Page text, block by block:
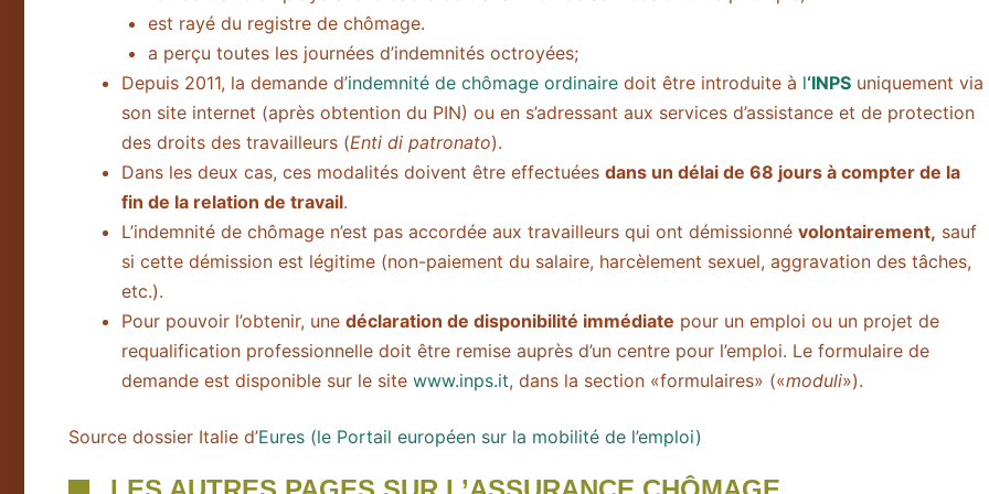
est rayé du registre de chômage.
a perçu toutes les journées d’indemnités octroyées;
Depuis 2011, la demande d’indemnité de chômage ordinaire doit être introduite à l‘INPS uniquement via
son site internet (après obtention du PIN) ou en s’adressant aux services d’assistance et de protection
des droits des travailleurs (Enti di patronato).
Dans les deux cas, ces modalités doivent être effectuées dans un délai de 68 jours à compter de la
fin de la relation de travail.
L’indemnité de chômage n’est pas accordée aux travailleurs qui ont démissionné volontairement, sauf
si cette démission est légitime (non-paiement du salaire, harcèlement sexuel, aggravation des tâches,
etc.).
Pour pouvoir l’obtenir, une déclaration de disponibilité immédiate pour un emploi ou un projet de
requalification professionnelle doit être remise auprès d’un centre pour l’emploi. Le formulaire de
demande est disponible sur le site www.inps.it, dans la section «formulaires» («moduli»).
Source dossier Italie d’Eures (le Portail européen sur la mobilité de l’emploi)